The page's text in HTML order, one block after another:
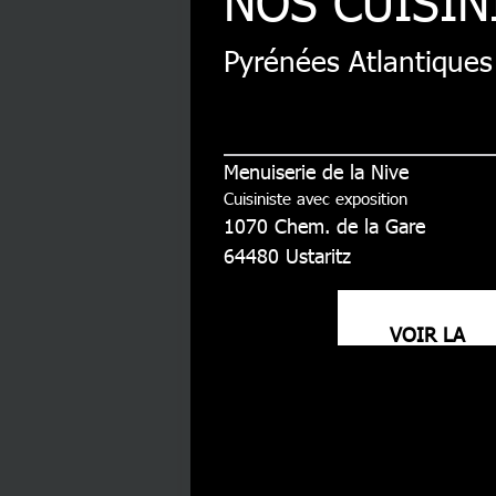
Pyrénées
Menuiserie de la Nive
Cuisiniste avec exposition
1070 Chem. de la Gare
64480 Ustaritz
VOIR LA